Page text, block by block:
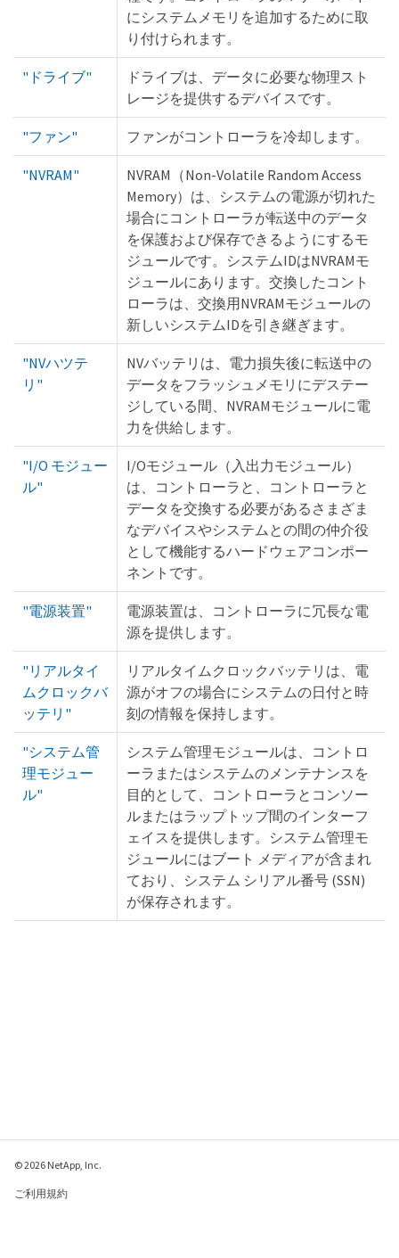
にシステムメモリを追加するために取
り付けられます。
"ドライブ"
ドライブは、データに必要な物理スト
レージを提供するデバイスです。
"ファン" ファンがコントローラを冷却します。
"NVRAM"
NVRAM（Non-Volatile Random Access
Memory）は、システムの電源が切れた
場合にコントローラが転送中のデータ
を保護および保存できるようにするモ
ジュールです。システムIDはNVRAMモ
ジュールにあります。交換したコント
ローラは、交換用NVRAMモジュールの
新しいシステムIDを引き継ぎます。
"NVハツテ
リ"
NVバッテリは、電力損失後に転送中の
データをフラッシュメモリにデステー
ジしている間、NVRAMモジュールに電
力を供給します。
"I/O モジュー
ル"
I/Oモジュール（入出力モジュール）
は、コントローラと、コントローラと
データを交換する必要があるさまざま
なデバイスやシステムとの間の仲介役
として機能するハードウェアコンポー
ネントです。
"電源装置"
電源装置は、コントローラに冗長な電
源を提供します。
"リアルタイ
ムクロックバ
ッテリ"
リアルタイムクロックバッテリは、電
源がオフの場合にシステムの日付と時
刻の情報を保持します。
"システム管
理モジュー
ル"
システム管理モジュールは、コントロ
ーラまたはシステムのメンテナンスを
目的として、コントローラとコンソー
ルまたはラップトップ間のインターフ
ェイスを提供します。システム管理モ
ジュールにはブート メディアが含まれ
ており、システム シリアル番号 (SSN)
が保存されます。
© 2026 NetApp, Inc.
ご利用規約